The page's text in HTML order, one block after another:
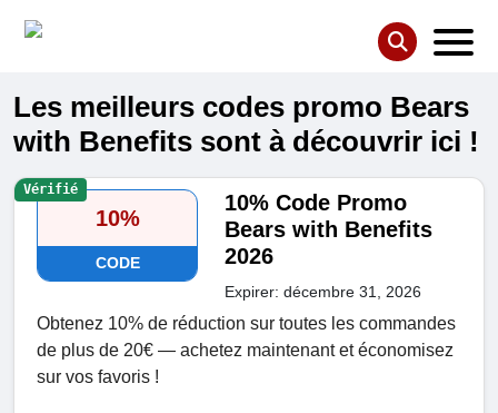
Les meilleurs codes promo Bears
with Benefits sont à découvrir ici !
10%
CODE
10% Code Promo
Bears with Benefits
2026
Expirer: décembre 31, 2026
Obtenez 10% de réduction sur toutes les commandes
de plus de 20€ — achetez maintenant et économisez
sur vos favoris !
Vérifié